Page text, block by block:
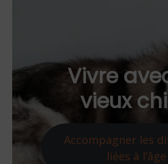
Vivre
vieux
Accompagner les
liées à l’âge